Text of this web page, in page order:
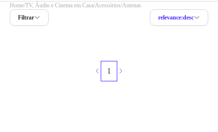
Home TV, Áudio e Cinema em Casa Acessórios Antenas
Filtrar
relevance:desc
1